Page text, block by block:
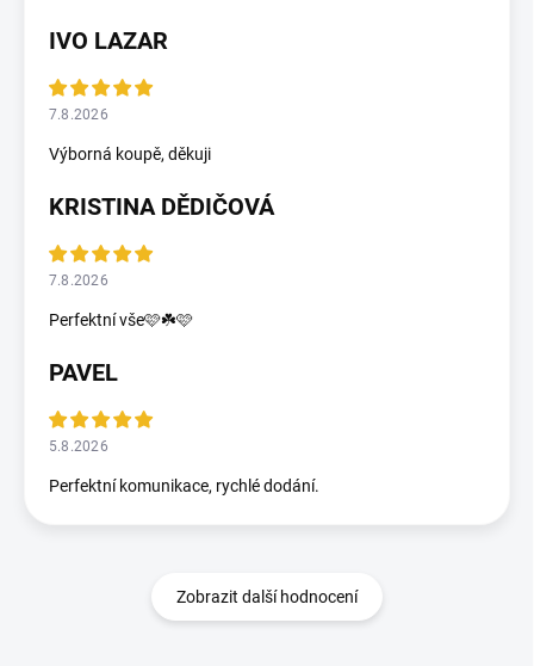
IVO LAZAR
7.8.2026
Výborná koupě, děkuji
KRISTINA DĚDIČOVÁ
7.8.2026
Perfektní vše🩷☘️🩷
PAVEL
5.8.2026
Perfektní komunikace, rychlé dodání.
Zobrazit další hodnocení